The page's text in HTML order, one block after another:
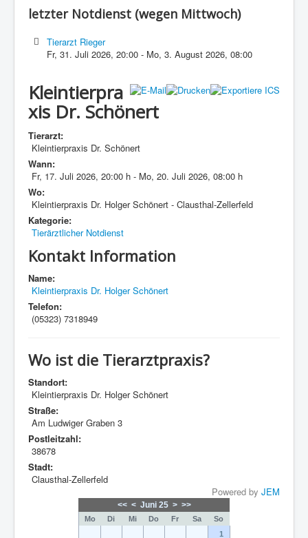
letzter Notdienst (wegen Mittwoch)
Tierarzt Rieger
Fr, 31. Juli 2026,20:00 - Mo, 3. August 2026,08:00
Kleintierpra
xis Dr. Schönert
Tierarzt:
Kleintierpraxis Dr. Schönert
Wann:
Fr, 17. Juli 2026, 20:00 h - Mo, 20. Juli 2026, 08:00 h
Wo:
Kleintierpraxis Dr. Holger Schönert - Clausthal-Zellerfeld
Kategorie:
Tierärztlicher Notdienst
Kontakt Information
Name:
Kleintierpraxis Dr. Holger Schönert
Telefon:
(05323) 7318949
Wo ist die Tierarztpraxis?
Standort:
Kleintierpraxis Dr. Holger Schönert
Straße:
Am Ludwiger Graben 3
Postleitzahl:
38678
Stadt:
Clausthal-Zellerfeld
Powered by JEM
<< < Juni 25 > >>
Mo Di Mi Do Fr Sa
So
1